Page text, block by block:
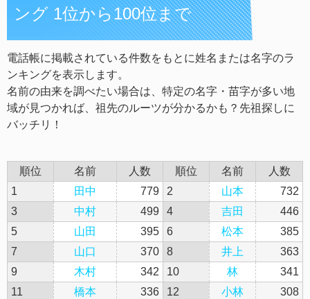
ング 1位から100位まで
電話帳に掲載されている件数をもとに姓名または名字のラ
ンキングを表示します。
名前の由来を調べたい場合は、特定の名字・苗字が多い地
域が見つかれば、祖先のルーツが分かるかも？先祖探しに
バッチリ！
順位 名前 人数 順位 名前
人数
1
田中 779 2 山本
732
3
中村 499 4 吉田
446
5
山田 395 6 松本
385
7
山口 370 8 井上
363
9
木村 342 10 林
341
11
橋本 336 12 小林
308